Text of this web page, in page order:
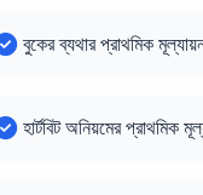
বুকের ব্যথার প্রাথমিক
হার্টবিট অনিয়মের প্রাথমিক